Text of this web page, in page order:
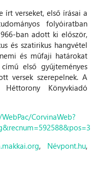
írt verseket, első írásai a
folyóiratban
ban adott ki először,
és szatirikus hangvétel
és műfaji határokat
első gyűjteményes
versek szerepelnek. A
Könyvkiadó
CorvinaWeb?
, Névpont.hu,